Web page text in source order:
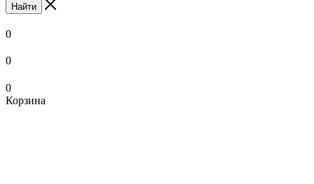
Найти
0
0
0
Корзина